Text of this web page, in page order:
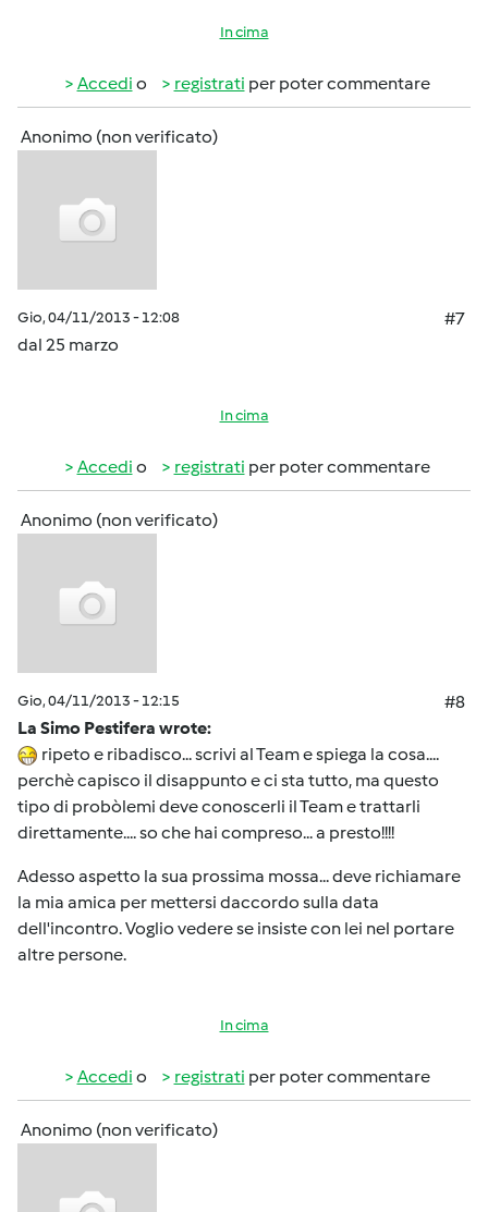
In cima
Accedi o registrati per poter commentare
Anonimo (non verificato)
Gio, 04/11/2013 - 12:08
#7
dal 25 marzo
In cima
Accedi o registrati per poter commentare
Anonimo (non verificato)
Gio, 04/11/2013 - 12:15
#8
La Simo Pestifera wrote:
ripeto e ribadisco... scrivi al Team e spiega la cosa....
perchè capisco il disappunto e ci sta tutto, ma questo
tipo di probòlemi deve conoscerli il Team e trattarli
direttamente.... so che hai compreso... a presto!!!!
Adesso aspetto la sua prossima mossa... deve richiamare
la mia amica per mettersi daccordo sulla data
dell'incontro. Voglio vedere se insiste con lei nel portare
altre persone.
In cima
Accedi o registrati per poter commentare
Anonimo (non verificato)